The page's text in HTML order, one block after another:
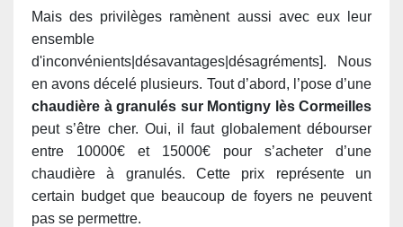
Mais des privilèges ramènent aussi avec eux leur
ensemble
d'inconvénients|désavantages|désagréments]. Nous
en avons décelé plusieurs. Tout d’abord, l’pose d’une
chaudière à granulés sur Montigny lès Cormeilles
peut s’être cher. Oui, il faut globalement débourser
entre 10000€ et 15000€ pour s’acheter d’une
chaudière à granulés. Cette prix représente un
certain budget que beaucoup de foyers ne peuvent
pas se permettre.